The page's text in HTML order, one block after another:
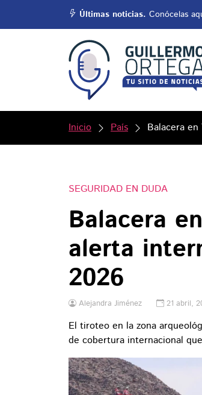
Últimas noticias. Conócelas
Inicio País Balacera
SEGURIDAD EN DUDA
Balacera
alerta
2026
Alejandra Jiménez 21 abril,
El tiroteo en la zona
de cobertura internacional